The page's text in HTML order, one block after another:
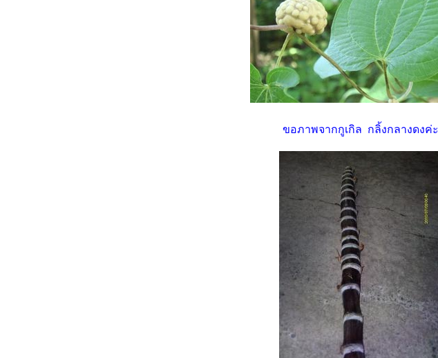
ขอภาพจากกูเกิล กลิ้งกลางดงค่ะ